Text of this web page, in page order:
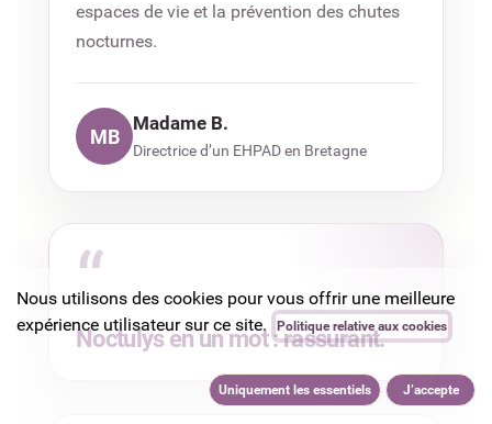
espaces de vie et la prévention des chutes
nocturnes.
MB
Madame B.
Directrice d’un EHPAD en Bretagne
“
Noctulys en un mot : rassurant.
Nous utilisons des cookies pour vous offrir une meilleure
expérience utilisateur sur ce site.
Politique relative aux cookies
Uniquement les essentiels J’accepte